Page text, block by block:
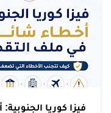
فيزا كوريا